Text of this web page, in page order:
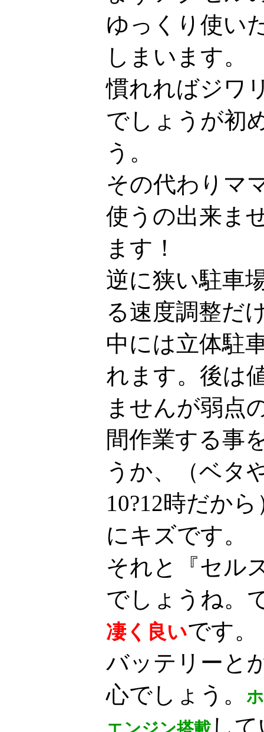
ゆっくり使い
しまいます。
慣れればジワ
でしょうが初
う。
その代わりマ
使うの出来ま
ます！
逆に狭い駐車
る速度調整だ
中には立体駐
れます。後は
ませんが弱点
間作業する事
うか、（ベタ
10?12時だか
にキズです。
それと『セル
でしょうね。
凄く良いです。
バッテリーと
心でしょう。
し